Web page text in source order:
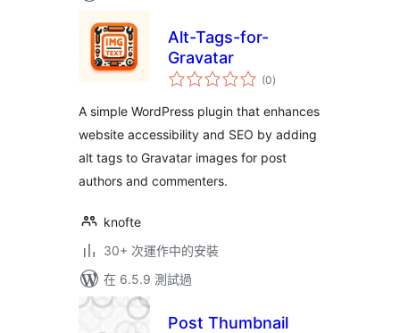
Alt-Tags-for-
Gravatar
(0總
評)
A simple WordPress plugin that enhances
website accessibility and SEO by adding
alt tags to Gravatar images for post
authors and commenters.
knofte
30+ 次運作中的安裝
在 6.5.9 測試過
Post Thumbnail